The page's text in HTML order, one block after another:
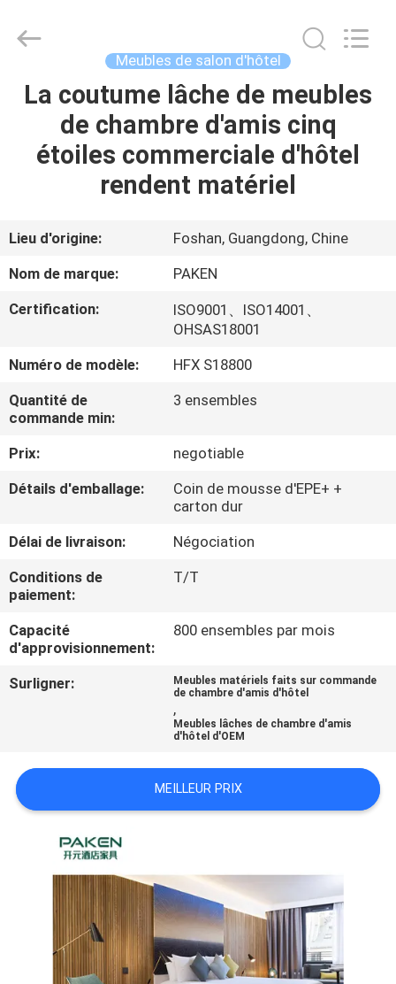
MAISON
PRODUITS
SUJET
DE
NOUS
VISITE
CONTRÔLE
QUALITÉ
CONTACTEZ-
NOUS
DEMANDEZ
UNE
PLAN
DU
SITE
PRIVACY
POLICY
Reserved.
Meubles de salon d'hôtel
La coutume lâche de meubles
de chambre d'amis cinq
étoiles commerciale d'hôtel
rendent matériel
Lieu d'origine:
Foshan, Guangdong, Chine
Nom de marque:
PAKEN
Certification:
ISO9001、ISO14001、
OHSAS18001
Numéro de modèle:
HFX S18800
Quantité de
commande min:
3 ensembles
Prix:
negotiable
Détails d'emballage:
Coin de mousse d'EPE+ +
carton dur
Délai de livraison:
Négociation
Conditions de
paiement:
T/T
Capacité
d'approvisionnement:
800 ensembles par mois
Surligner:
Meubles matériels faits sur commande
de chambre d'amis d'hôtel
,
Meubles lâches de chambre d'amis
d'hôtel d'OEM
MEILLEUR PRIX